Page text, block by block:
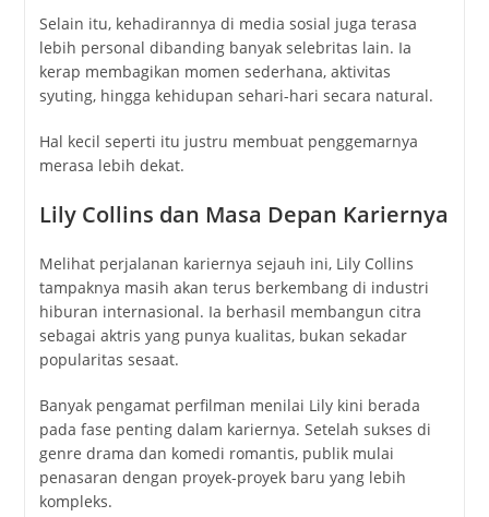
Selain itu, kehadirannya di media sosial juga terasa
lebih personal dibanding banyak selebritas lain. Ia
kerap membagikan momen sederhana, aktivitas
syuting, hingga kehidupan sehari-hari secara natural.
Hal kecil seperti itu justru membuat penggemarnya
merasa lebih dekat.
Lily Collins dan Masa Depan Kariernya
Melihat perjalanan kariernya sejauh ini, Lily Collins
tampaknya masih akan terus berkembang di industri
hiburan internasional. Ia berhasil membangun citra
sebagai aktris yang punya kualitas, bukan sekadar
popularitas sesaat.
Banyak pengamat perfilman menilai Lily kini berada
pada fase penting dalam kariernya. Setelah sukses di
genre drama dan komedi romantis, publik mulai
penasaran dengan proyek-proyek baru yang lebih
kompleks.